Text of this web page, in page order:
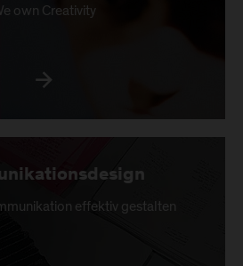
own Creativity
effektiv gestalten